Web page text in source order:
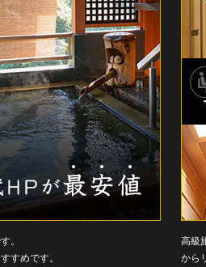
。
すめです。
高級
から